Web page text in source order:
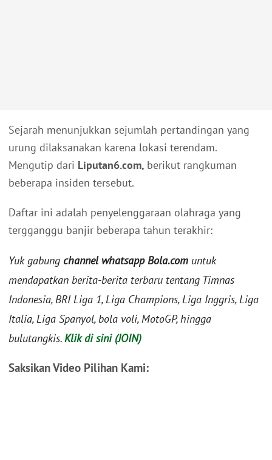
Sejarah menunjukkan sejumlah pertandingan yang
urung dilaksanakan karena lokasi terendam.
Mengutip dari Liputan6.com, berikut rangkuman
beberapa insiden tersebut.
Daftar ini adalah penyelenggaraan olahraga yang
tergganggu banjir beberapa tahun terakhir:
Yuk gabung channel whatsapp Bola.com untuk
mendapatkan berita-berita terbaru tentang Timnas
Indonesia, BRI Liga 1, Liga Champions, Liga Inggris, Liga
Italia, Liga Spanyol, bola voli, MotoGP, hingga
bulutangkis.Klik di sini (JOIN)
Saksikan Video Pilihan Kami: